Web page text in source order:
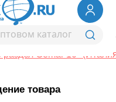
И 10"/000
раздел Gemar 10"
товара